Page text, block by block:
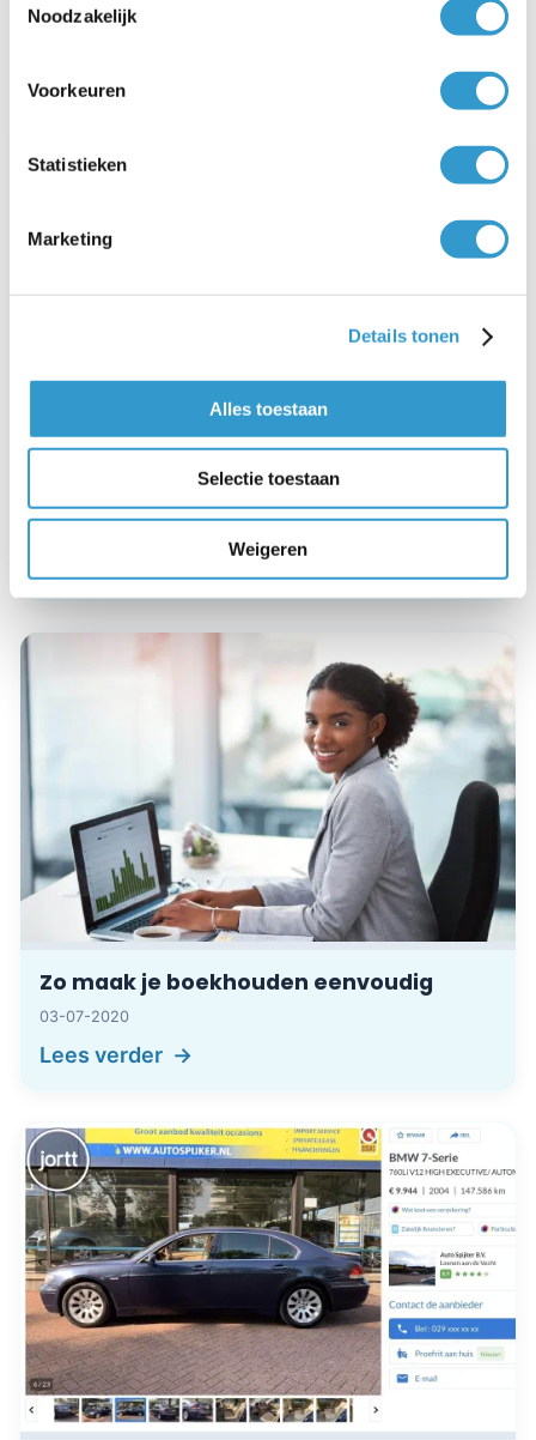
Noodzakelijk
Voorkeuren
Statistieken
Marketing
Details tonen
Alles toestaan
Selectie toestaan
Weigeren
Btw aanschaf privéauto zakelijk
aftrekken eenmanszaak
24-08-2020
Zo maak je boekhouden eenvoudig
03-07-2020
Lees verder